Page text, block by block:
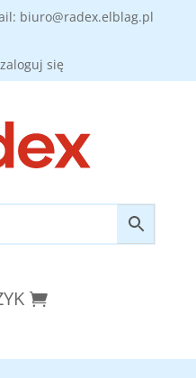
biuro@radex.elblag.pl
się